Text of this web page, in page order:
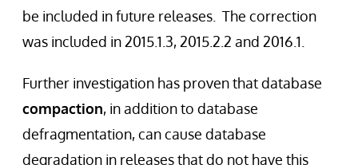
be included in future releases. The correction
was included in 2015.1.3, 2015.2.2 and 2016.1.
Further investigation has proven that database
compaction, in addition to database
defragmentation, can cause database
degradation in releases that do not have this